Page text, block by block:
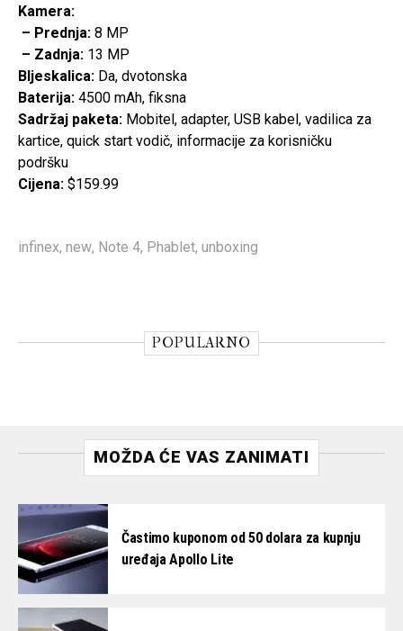
Kamera:
– Prednja: 8 MP
– Zadnja: 13 MP
Bljeskalica: Da, dvotonska
Baterija: 4500 mAh, fiksna
Sadržaj paketa: Mobitel, adapter, USB kabel, vadilica za
kartice, quick start vodič, informacije za korisničku
podršku
Cijena: $159.99
infinex, new, Note 4, Phablet, unboxing
POPULARNO
MOŽDA ĆE VAS ZANIMATI
Častimo kuponom od 50 dolara za kupnju
uređaja Apollo Lite